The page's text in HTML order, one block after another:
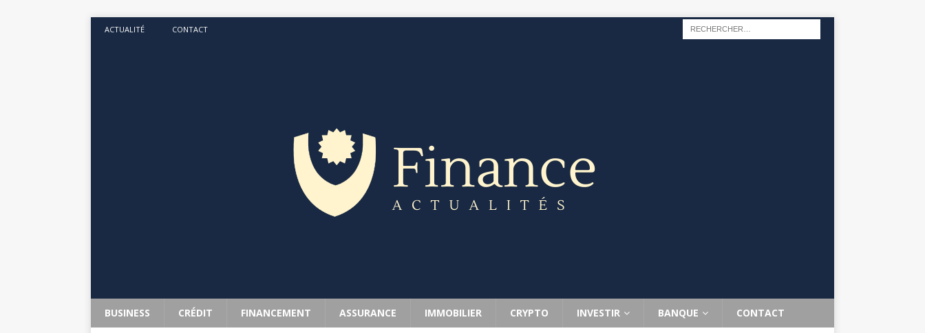
ACTUALITÉ CONTACT
BUSINESS CRÉDIT FINANCEMENT ASSURANCE IMMOBILIER CRYPTO INVESTIR BANQUE CONTACT